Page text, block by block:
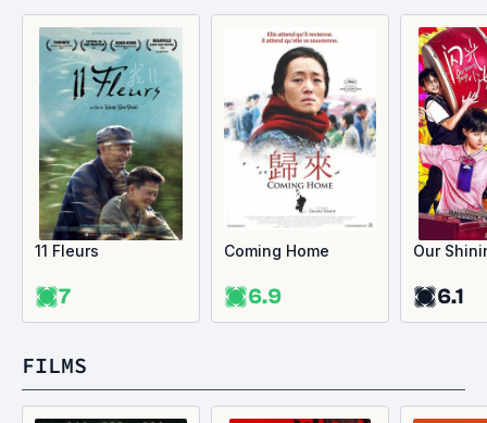
11 Fleurs
7
Coming Home
6.9
Our
6.1
FILMS